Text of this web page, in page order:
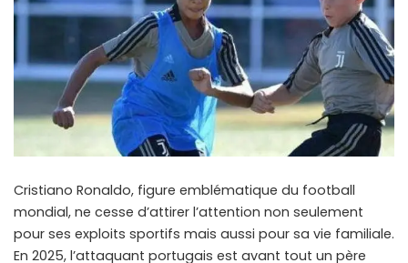
Cristiano Ronaldo, figure emblématique du football
mondial, ne cesse d’attirer l’attention non seulement
pour ses exploits sportifs mais aussi pour sa vie familiale.
En 2025, l’attaquant portugais est avant tout un père